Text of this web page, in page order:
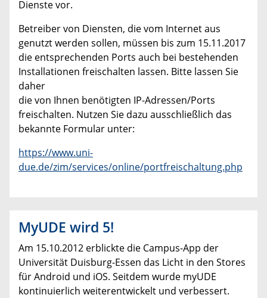
Dienste vor.
Betreiber von Diensten, die vom Internet aus
genutzt werden sollen, müssen bis zum 15.11.2017
die entsprechenden Ports auch bei bestehenden
Installationen freischalten lassen. Bitte lassen Sie
daher
die von Ihnen benötigten IP-Adressen/Ports
freischalten. Nutzen Sie dazu ausschließlich das
bekannte Formular unter:
https://www.uni-
due.de/zim/services/online/portfreischaltung.php
MyUDE wird 5!
Am 15.10.2012 erblickte die Campus-App der
Universität Duisburg-Essen das Licht in den Stores
für Android und iOS. Seitdem wurde myUDE
kontinuierlich weiterentwickelt und verbessert.